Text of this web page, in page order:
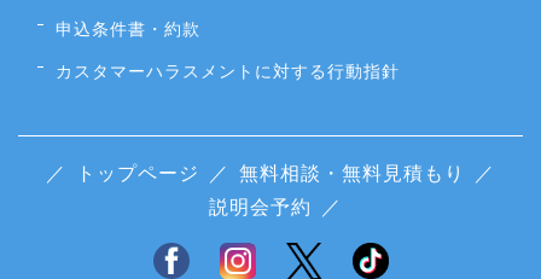
申込条件書・約款
カスタマーハラスメントに対する行動指針
／ トップページ ／ 無料相談・無料見積もり
／
説明会予約 ／